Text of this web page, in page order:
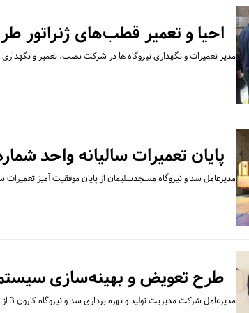
احیا و تعمیر قطب‌های ژنراتور
مدیر تعمیرات و نگهداری نیروگاه ها در شرکت نصب، تعمیر و
پایان تعمیرات سالیانه واحد
مدیرعامل سد و نیروگاه مسجدسلیمان از پایان موفقیت آمیز
طرح تعویض و بهینه‌سازی سیستم روشنایی
مدیرعامل شرکت مدیریت تولید و بهره برداری سد و نیروگاه کارون 3 از ارتقاء چشمگیر روشنایی محوطه پست ۴۰۰ کیلوولت این سد…